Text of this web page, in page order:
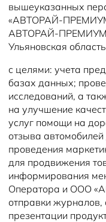
О
вышеуказанных
«АВТОРАЙ-
АВТОРАЙ-ПРЕМИУМ
Ульяновская
с целями: учета
базах данных;
исследований, а
на улучшение
услуг помощи на
отзыва
проведения
для продвижения
информирования
Оператора и ООО
отправки журналов,
презентации